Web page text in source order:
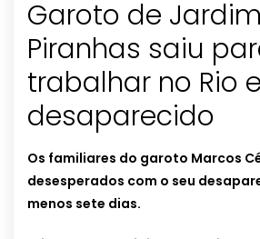
Garoto de
Piranhas saiu
trabalhar no Rio
desaparecido
Os familiares do garoto Marcos
desesperados com o seu
menos sete dias.